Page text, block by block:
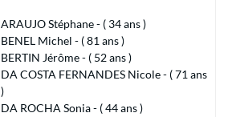
ARAUJO Stéphane - ( 34 ans )
BENEL Michel - ( 81 ans )
BERTIN Jérôme - ( 52 ans )
DA COSTA FERNANDES Nicole - ( 71 ans
)
DA ROCHA Sonia - ( 44 ans )